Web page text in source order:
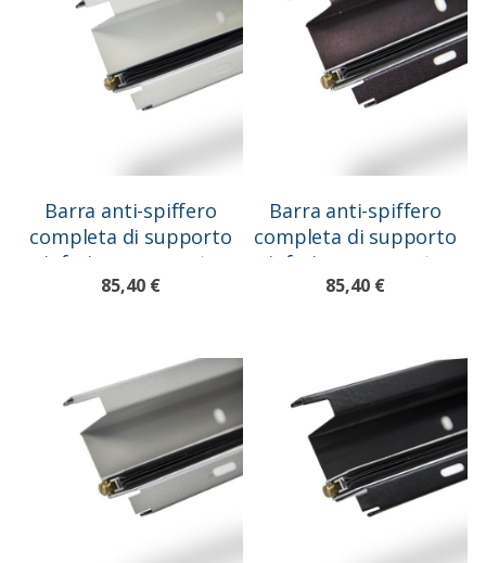
Barra anti-spiffero
completa di supporto
inferiore per porte
blindate, bianco
85,40 €
Barra anti-spiffero
completa di supporto
inferiore per porte
blindate, marrone
85,40 €